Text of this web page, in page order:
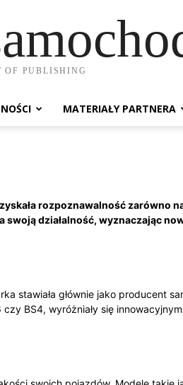
OF PUBLISHING
MATERIAŁY PARTNERA
rozpoznawalność zarówno
działalność, wyznaczając
stawiała głównie jako producent
BS4, wyróżniały się